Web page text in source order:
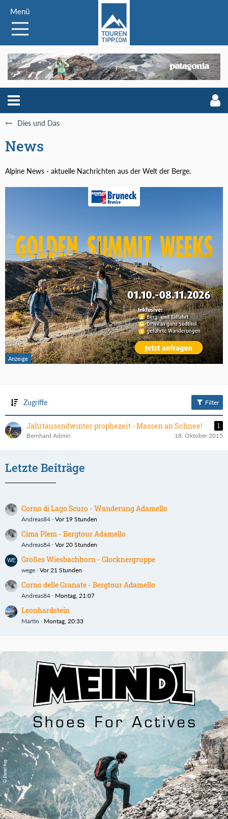
Menü
Dies und Das
News
Alpine News - aktuelle Nachrichten aus der Welt der Berge.
Zugriffe Filter
Jahrtausendwinter prophezeit - Massen an Schnee! 1
Bernhard Admin 18. Oktober 2015
Letzte Beiträge
Corno di Lago Scuro - Wanderung Adamello
Andreas84 Vor 19 Stunden
Cima Plem - Bergtour Adamello
Andreas84 Vor 20 Stunden
Großes Wiesbachhorn - Glocknergruppe
wege Vor 21 Stunden
Corno delle Granate - Bergtour Adamello
Andreas84 Montag, 21:07
Leonhardstein
Martin Montag, 20:33